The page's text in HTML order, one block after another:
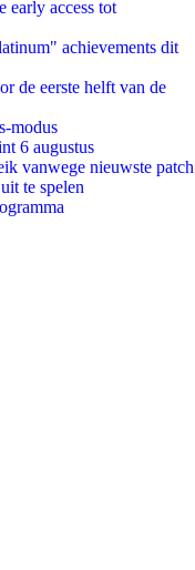
early access tot
achievements dit
de eerste helft van de
modus
6 augustus
vanwege nieuwste patch
te spelen